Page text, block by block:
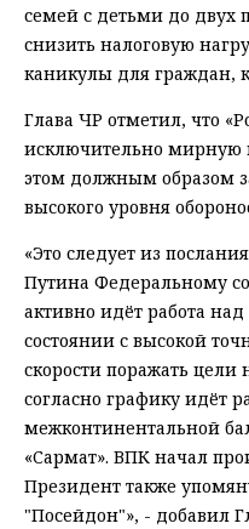
семей с детьми до
снизить налоговую
каникулы для граждан,
Глава ЧР отметил, что
исключительно
этом должным образом
высокого уровня
«Это следует из
Путина Федеральному
активно идёт работа
состоянии с высокой
скорости поражать цели
согласно графику идёт
межконтинентальной
«Сармат». ВПК начал
Президент также
"Посейдон"», - добавил